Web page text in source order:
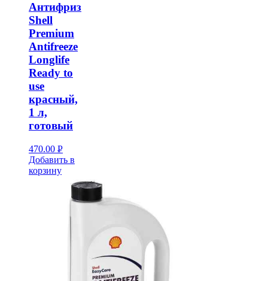
Антифриз
Shell
Premium
Antifreeze
Longlife
Ready to
use
красный,
1 л,
готовый
470.00 Р
УБ.
Добавить в
корзину